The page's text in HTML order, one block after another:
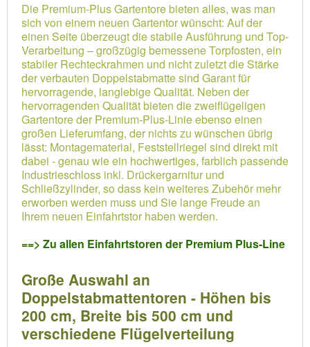
Die Premium-Plus Gartentore bieten alles, was man
sich von einem neuen Gartentor wünscht: Auf der
einen Seite überzeugt die stabile Ausführung und Top-
Verarbeitung – großzügig bemessene Torpfosten, ein
stabiler Rechteckrahmen und nicht zuletzt die Stärke
der verbauten Doppelstabmatte sind Garant für
hervorragende, langlebige Qualität. Neben der
hervorragenden Qualität bieten die zweiflügeligen
Gartentore der Premium-Plus-Linie ebenso einen
großen Lieferumfang, der nichts zu wünschen übrig
lässt: Montagematerial, Feststellriegel sind direkt mit
dabei - genau wie ein hochwertiges, farblich passende
Industrieschloss inkl. Drückergarnitur und
Schließzylinder, so dass kein weiteres Zubehör mehr
erworben werden muss und Sie lange Freude an
Ihrem neuen Einfahrtstor haben werden.
==> Zu allen Einfahrtstoren der Premium Plus-Line
Große Auswahl an
Doppelstabmattentoren - Höhen bis
200 cm, Breite bis 500 cm und
verschiedene Flügelverteilung